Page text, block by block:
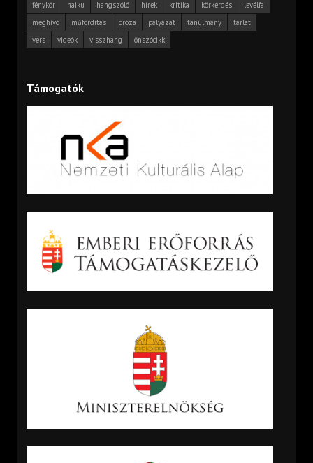
fénykör
haiku hangszóló hírek kritika körkérdés
levélfa
meghívó
műfordítás próza pályázat tanulmány
tárlat
vers
videók visszhang önszócikk
Támogatók